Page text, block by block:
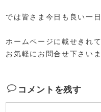
では皆さま今日も良い一日
ホームページに載せきれ
お気軽にお問合せ下さいま
コメントを残す